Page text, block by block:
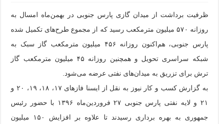
ظرفیت برداشت از میدان گازی پارس جنوبی در بهمن‌ماه امسال به
روزانه ۵۷۰ میلیون مترمکعب رسید که از مجموع طرح‌های تکمیل شده
پارس جنوبی، هم‌اکنون روزانه ۴۵۶ میلیون مترمکعب گاز سبک به
شبکه سراسری تحویل و همچنین روزانه ۴۵ میلیون مترمکعب گاز
ترش برای تزریق به میدان‌های نفتی عرضه می‌شود.
به گزارش کسب و کار نیوز به نقل از ایسنا فازهای ۱۷، ۱۸، ۱۹، ۲۰ و
۲۱ و لایه نفتی پارس جنوبی ۲۷ فروردین‌ماه ۱۳۹۶ با حضور رئیس
جمهوری به بهره برداری رسیدند تا علاوه بر افزایش ۱۵۰ میلیون